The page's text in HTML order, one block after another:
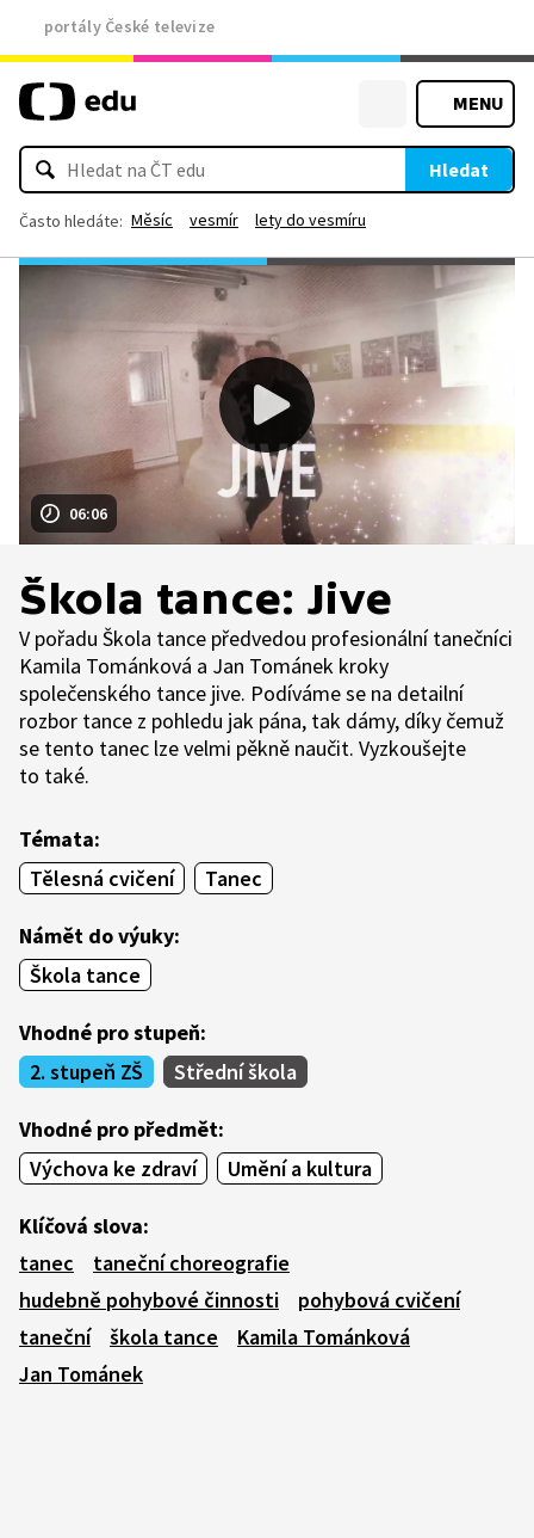
portály České televize
MENU
Hledat
Často hledáte: Měsíc vesmír lety do vesmíru
06:06
Škola tance: Jive
V pořadu Škola tance předvedou profesionální tanečníci
Kamila Tománková a Jan Tománek kroky
společenského tance jive. Podíváme se na detailní
rozbor tance z pohledu jak pána, tak dámy, díky čemuž
se tento tanec lze velmi pěkně naučit. Vyzkoušejte
to také.
Témata:
Tělesná cvičení
Tanec
Námět do výuky:
Škola tance
Vhodné pro stupeň:
2. stupeň ZŠ
Střední škola
Vhodné pro předmět:
Výchova ke zdraví
Umění a kultura
Klíčová slova:
tanec
taneční choreografie
hudebně pohybové činnosti
pohybová cvičení
taneční
škola tance
Kamila Tománková
Jan Tománek